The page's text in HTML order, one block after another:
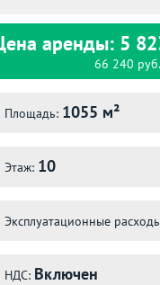
аренды: 5
66 240
Площадь: 1055 м²
Этаж: 10
Эксплуатационные
НДС: Включен